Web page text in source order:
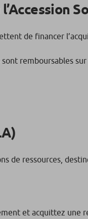
de financer
remboursables
de ressources,
et acquittez une